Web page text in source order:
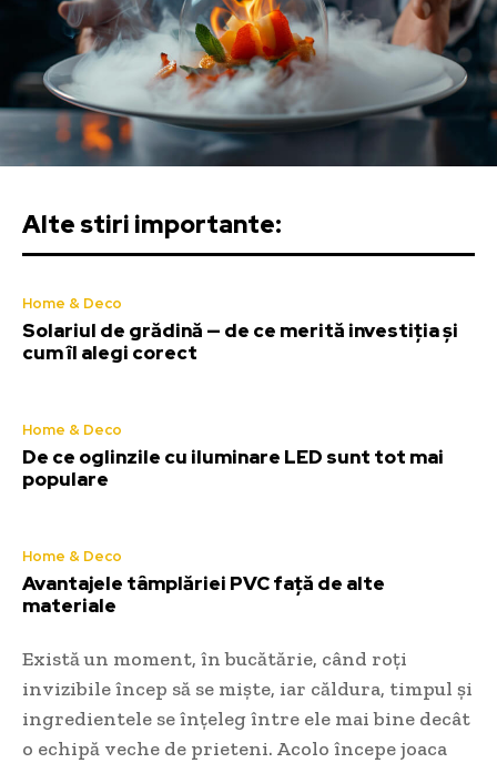
Alte stiri importante:
Home & Deco
Solariul de grădină — de ce merită investiția și
cum îl alegi corect
Home & Deco
De ce oglinzile cu iluminare LED sunt tot mai
populare
Home & Deco
Avantajele tâmplăriei PVC față de alte
materiale
Există un moment, în bucătărie, când roți
invizibile încep să se miște, iar căldura, timpul și
ingredientele se înțeleg între ele mai bine decât
o echipă veche de prieteni. Acolo începe joaca